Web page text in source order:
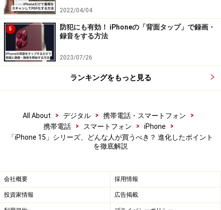
りました。
2つ目のポイントはチップセットで、新開発の「A17
Pro」が採用
理を高速化する「GPU」を強化しており、現実世界に近
い光の表現を実現する「レイトレーシング」をハードウ
グPCに匹敵するリアルな表現が可能になるようです。
3つ目はカメラです。iPhone 15 Pro／15 Pro Maxのカメ
素数は4800万画素である点も変わっていないですが、
iPhone 15 Pro Maxは
望遠カメラの倍率が光学5倍ズーム
2022/04/04
5
防犯にも有効！ iPhoneの「背面タップ」で録画・
録音をする方法
2023/07/26
ランキングをもっと見る
All About > デジタル > 携帯電話・スマートフォン
>
携帯電話
> スマートフォン > iPhone
>
「iPhone 15」シリーズ、どんな人が買うべき？ 進化したポイント
を徹底解説
会社概要 採用情報
投資家情報 広告掲載